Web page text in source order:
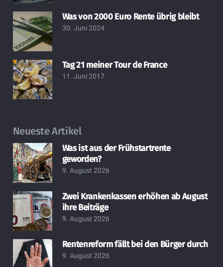
Was von 2000 Euro Rente übrig bleibt
30. Juni 2024
Tag 21 meiner Tour de France
11. Juni 2017
Neueste Artikel
Was ist aus der Frühstartrente
geworden?
9. August 2026
Zwei Krankenkassen erhöhen ab August
ihre Beiträge
9. August 2026
Rentenreform fällt bei den Bürger durch
9. August 2026